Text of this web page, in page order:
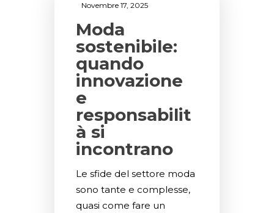
Novembre 17, 2025
Moda
sostenibile:
quando
innovazione
e
responsabilit
à si
incontrano
Le sfide del settore moda
sono tante e complesse,
quasi come fare un